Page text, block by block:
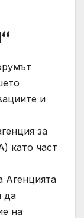
и
за
като част
Агенцията
да
на